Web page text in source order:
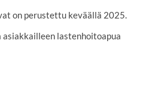
on perustettu keväällä 2025.
lastenhoitoapua